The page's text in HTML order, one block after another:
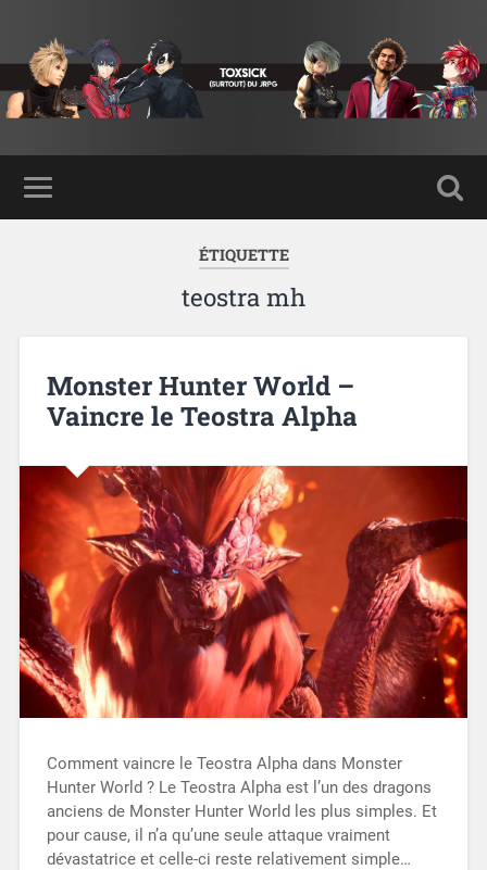
ÉTIQUETTE
teostra mh
Monster Hunter World –
Vaincre le Teostra Alpha
Comment vaincre le Teostra Alpha dans Monster
Hunter World ? Le Teostra Alpha est l’un des dragons
anciens de Monster Hunter World les plus simples. Et
pour cause, il n’a qu’une seule attaque vraiment
dévastatrice et celle-ci reste relativement simple…